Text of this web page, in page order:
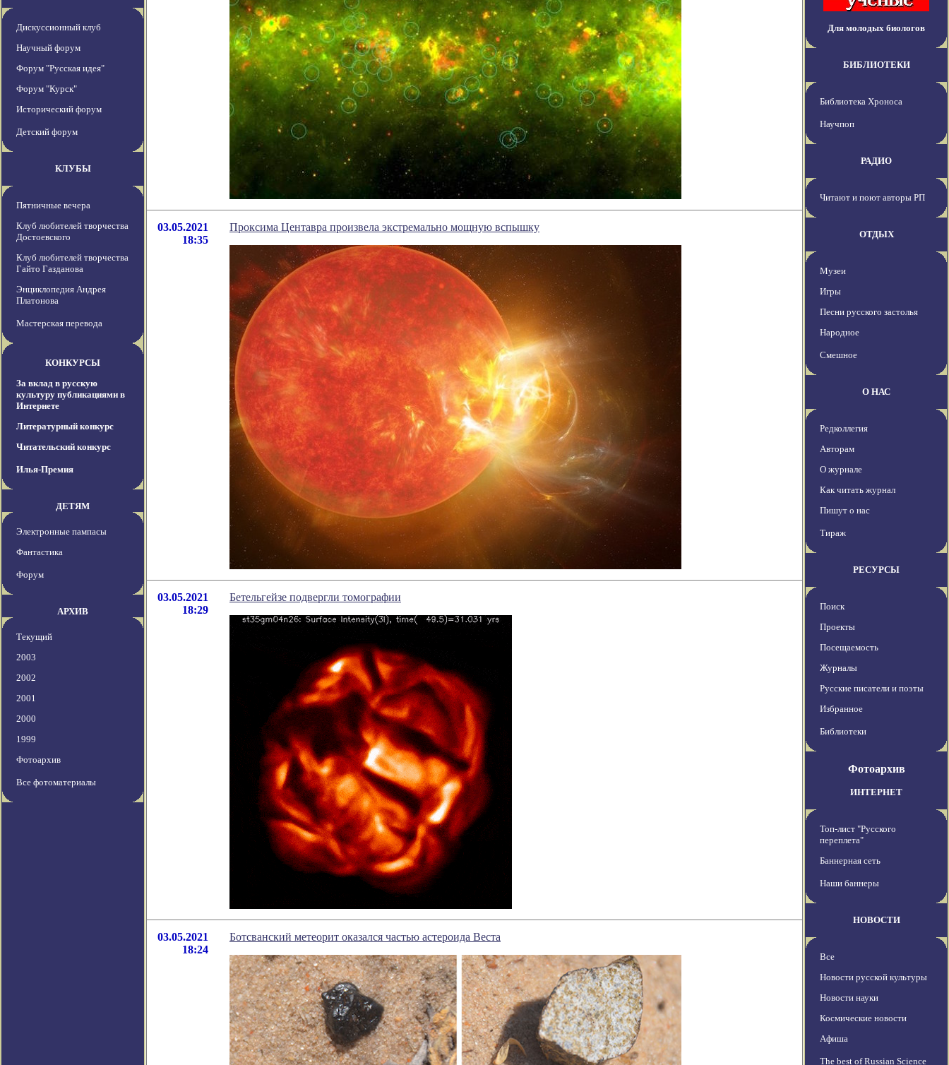
Дискуссионный клуб
Научный форум
Форум "Русская идея"
Форум "Курск"
Исторический форум
Детский форум
КЛУБЫ
Пятничные вечера
Клуб любителей творчества
Достоевского
Клуб любителей творчества
Гайто Газданова
Энциклопедия Андрея
Платонова
Мастерская перевода
КОНКУРСЫ
За вклад в русскую
культуру публикациями в
Интернете
Литературный конкурс
Читательский конкурс
Илья-Премия
ДЕТЯМ
Электронные пампасы
Фантастика
Форум
АРХИВ
Текущий
2003
2002
2001
2000
1999
Фотоархив
Все фотоматериалы
03.05.2021
18:35
Проксима Центавра произвела экстремально мощную вспышку
03.05.2021
18:29
Бетельгейзе подвергли томографии
03.05.2021
18:24
Ботсванский метеорит оказался частью астероида Веста
Для молодых биологов
БИБЛИОТЕКИ
Библиотека Хроноса
Научпоп
РАДИО
Читают и поют авторы РП
ОТДЫХ
Музеи
Игры
Песни русского застолья
Народное
Смешное
О НАС
Редколлегия
Авторам
О журнале
Как читать журнал
Пишут о нас
Тираж
РЕСУРСЫ
Поиск
Проекты
Посещаемость
Журналы
Русские писатели и поэты
Избранное
Библиотеки
Фотоархив
ИНТЕРНЕТ
Топ-лист "Русского
переплета"
Баннерная сеть
Наши баннеры
НОВОСТИ
Все
Новости русской культуры
Новости науки
Космические новости
Афиша
The best of Russian Science